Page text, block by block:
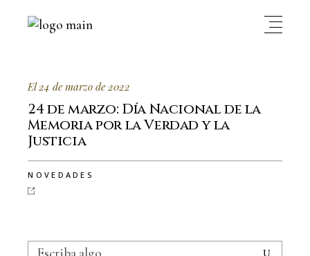
El 24 de marzo de 2022
24 de marzo: Día Nacional de la
Memoria por la Verdad y la
Justicia
NOVEDADES
Buscar...